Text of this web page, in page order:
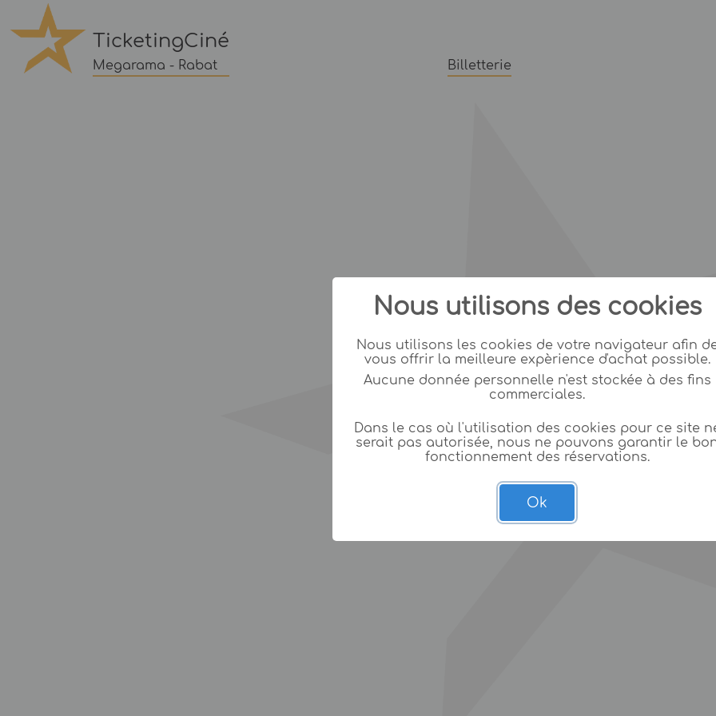
TicketingCiné
Megarama - Rabat Billetterie
Nous utilisons des cookies
Nous utilisons les cookies de votre navigateur afin
vous offrir la meilleure expèrience d'achat possible.
Aucune donnée personnelle n'est stockée à des fins
commerciales.
Dans le cas où l'utilisation des cookies pour ce site
serait pas autorisée, nous ne pouvons garantir le
fonctionnement des réservations.
Ok